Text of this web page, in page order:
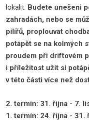
lokalit. Budete unešeni
zahradách, nebo se
pilířů, proplouvat
potápět se na kolmých
proudem při driftovém
i příležitost užít si
v této části více než
2. termín: 31. října - 7.
1. termín: 24. října - 31.